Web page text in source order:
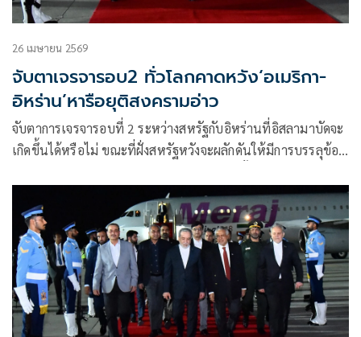
26 เมษายน 2569
จับตาเจรจารอบ2 ทั่วโลกคาดหวัง‘อเมริกา-
อิหร่าน’หารือยุติสงครามอ่าว
จับตาการเจรจารอบที่ 2 ระหว่างสหรัฐกับอิหร่านที่อิสลามาบัดจะ
เกิดขึ้นได้หรือไม่ ขณะที่ฝั่งสหรัฐหวังจะผลักดันให้มีการบรรลุข้อ
ตราบใดที่กองทัพเรือสหรัฐยังคงปิดล้อมท่าเรือของอิหร่านอยู่